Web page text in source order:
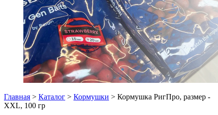
Главная > Каталог > Кормушки > Кормушка РигПро, размер -
XXL, 100 гр